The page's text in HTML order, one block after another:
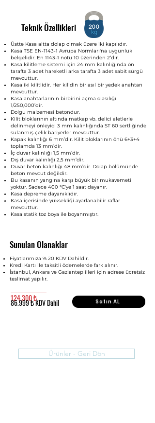
Teknik Özellikleri 200
Üstte Kasa altta dolap olmak üzere iki kapılıdır.
Kasa TSE EN-1143-1 Avrupa Normları'na uygunluk
belgelidir. En 1143-1 notu 10 üzerinden 2‘dir.
Kasa kilitleme sistemi için 24 mm kalınlığında ön
tarafta 3 adet hareketli arka tarafta 3 adet sabit sürgü
mevcuttur.
Kasa iki kilitlidir. Her kilidin bir asıl bir yedek anahtarı
mevcuttur.
Kasa anahtarlarının birbirini açma olasılığı
1/250,000’dir.
Dolgu malzemesi betondur.
Kilit bloklarının altında matkap vb. delici aletlerle
delinmeyi önleyici 3 mm kalınlığında ST 60 sertliğinde
sulanmış çelik bariyerler mevcuttur.
Kapak kalınlığı 6 mm’dir. Kilit bloklarının önü 6+3+4
toplamda 13 mm’dir.
İç duvar kalınlığı 1,5 mm’dir.
Dış duvar kalınlığı 2,5 mm’dir.
Duvar beton kalınlığı 48 mm’dir. Dolap bölümünde
beton mevcut değildir.
Bu kasanın yangına karşı büyük bir mukavemeti
yoktur. Sadece 400 °C'ye 1 saat dayanır.
Kasa depreme dayanıklıdır.
Kasa içerisinde yüksekliği ayarlanabilir raflar
mevcuttur.
Kasa statik toz boya ile boyanmıştır.
Sunulan Olanaklar
Fiyatlarımıza % 20 KDV Dahildir.
Kredi Kartı ile taksitli ödemelerde fark alınır.
İstanbul, Ankara ve Gaziantep illeri için adrese ücretsiz
teslimat yapılır.
124.300 ₺
86.999 ₺ KDV Dahil Satın AL
Ürünler - Geri Dön